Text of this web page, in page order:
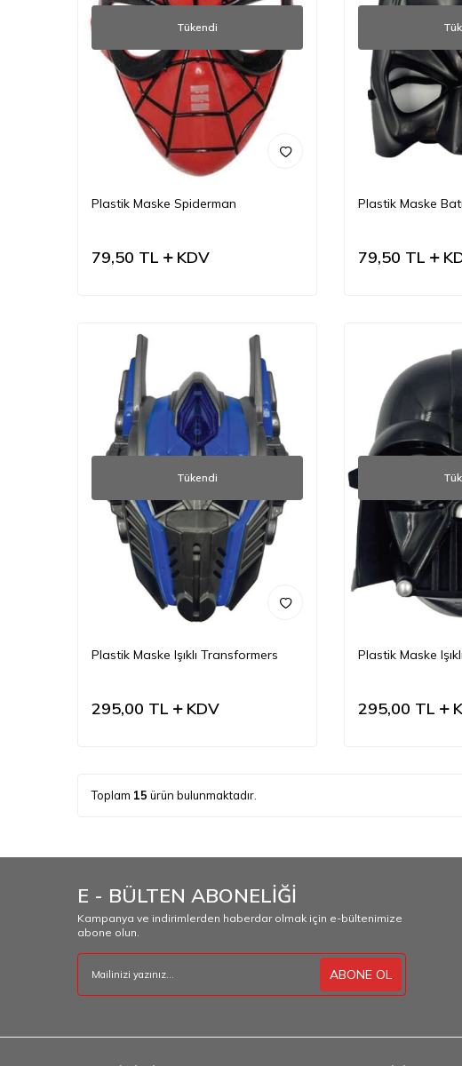
Tükendi
Plastik Maske Spiderman
79,50 TL KDV
Plastik Maske
79,50 TL
Tükendi
Plastik Maske Işıklı Transformers
295,00 TL KDV
Plastik Maske
295,00 TL
Toplam 15 ürün bulunmaktadır.
E - BÜLTEN ABONELİĞİ
Kampanya ve indirimlerden haberdar olmak için e-bültenimize
abone olun.
ABONE OL